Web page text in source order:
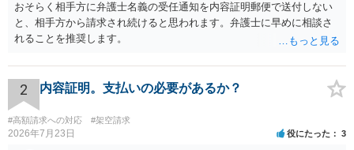
おそらく相手方に弁護士名義の受任通知を内容証明郵便で送付しない
と、相手方から請求され続けると思われます。弁護士に早めに相談さ
れることを推奨します。
2 内容証明。支払いの必要があるか？
#高額請求への対応 #架空請求
2026年7月23日 役にたった 3